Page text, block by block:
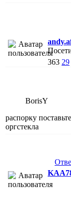
363 29
BorisY
распорку
оргстекла